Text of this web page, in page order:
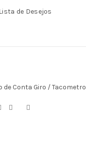
de Desejos
de Conta Giro / Tacometro